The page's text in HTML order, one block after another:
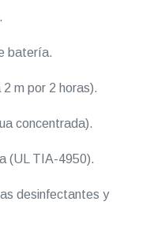
batería.
m por 2 horas).
concentrada).
(UL TIA-4950).
desinfectantes y